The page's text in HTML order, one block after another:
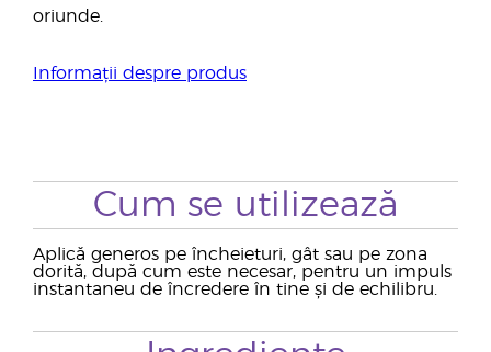
oriunde.
Informații despre produs
Cum se utilizează
Aplică generos pe încheieturi, gât sau pe zona
dorită, după cum este necesar, pentru un impuls
instantaneu de încredere în tine și de echilibru.